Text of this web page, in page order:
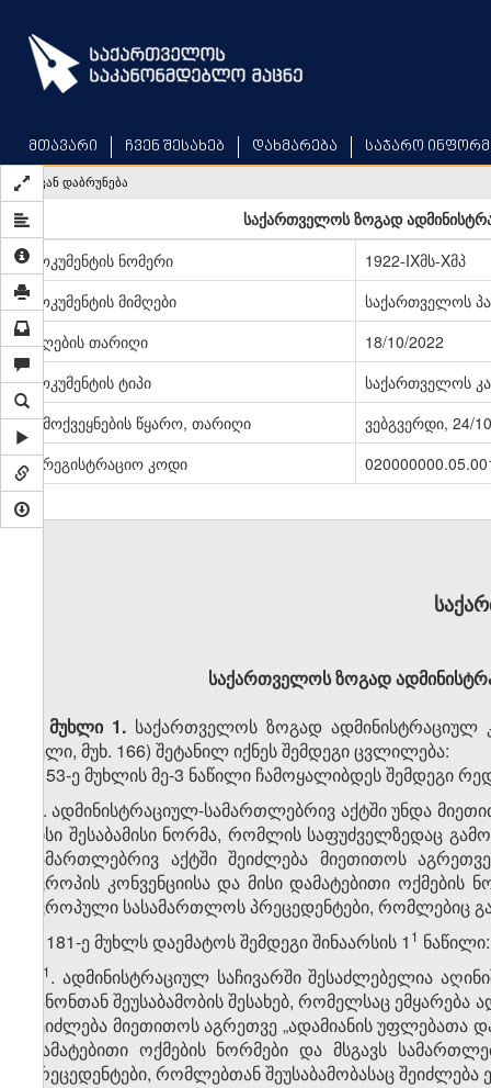
main
content
მთავარი ჩვენ შესახებ დახმარება საჯარო
უკან დაბრუნება
საქართველოს ზოგად
დოკუმენტის ნომერი
1922-IXმს-Xმპ
დოკუმენტის მიმღები
საქართველოს
მიღების თარიღი
18/10/2022
დოკუმენტის ტიპი
საქართველოს
გამოქვეყნების წყარო, თარიღი
ვებგვერდი, 24/
სარეგისტრაციო კოდი
საქართველოს ზოგად
მუხლი 1. საქართველოს ზოგად ადმინისტრაციულ
წელი, მუხ. 166) შეტანილ იქნეს შემდეგი ცვლილება:
1. 53-ე მუხლის მე-3 ნაწილი ჩამოყალიბდეს შემდეგი
„3. ადმინისტრაციულ-სამართლებრივ აქტში უნდა
მისი შესაბამისი ნორმა, რომლის საფუძველზედაც
სამართლებრივ აქტში შეიძლება მიეთითოს
ევროპის კონვენციისა და მისი დამატებითი
ევროპული სასამართლოს პრეცედენტები, რომლებიც
2. 181-ე მუხლს დაემატოს შემდეგი შინაარსის 1 ​1 ნაწილი:
​1. ადმინისტრაციულ საჩივარში შესაძლებელია
კანონთან შეუსაბამობის შესახებ, რომელსაც
შეიძლება მიეთითოს აგრეთვე „ადამიანის უფლებათა
დამატებითი ოქმების ნორმები და მსგავს
პრეცედენტები, რომლებთან შეუსაბამობასაც